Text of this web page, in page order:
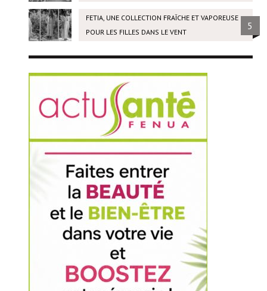
FETIA, UNE COLLECTION FRAÎCHE ET VAPOREUSE
POUR LES FILLES DANS LE VENT
5